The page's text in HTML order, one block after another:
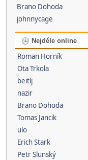
Brano Dohoda
johnnycage
Nejdéle online
Roman Horník
Ota Trkola
beitlj
nazir
Brano Dohoda
Tomas Jancik
ulo
Erich Stark
Petr Slunský